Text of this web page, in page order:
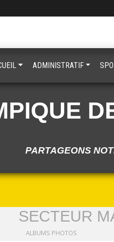
PARTAGEONS
SECTEUR
ALBUMS PHOTOS
ADMINISTRATIF